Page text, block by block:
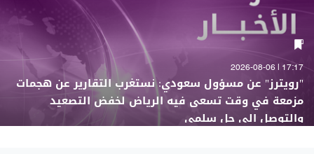
17:17 | 2026-08-06
"رويترز" عن مسؤول سعودي: نستغرب التقارير عن هجمات
مزمعة في وقت تسعى فيه الرياض لخفض التصعيد
والتوصل إلى حل سلمي